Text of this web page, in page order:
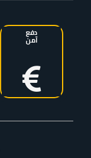
دفع
آمن